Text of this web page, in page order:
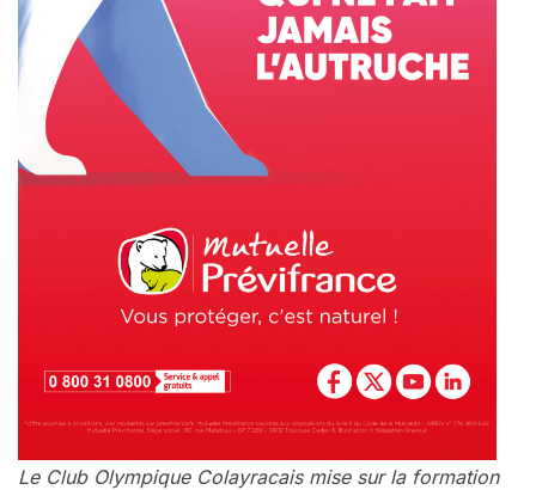
Le Club Olympique Colayracais mise sur la formation